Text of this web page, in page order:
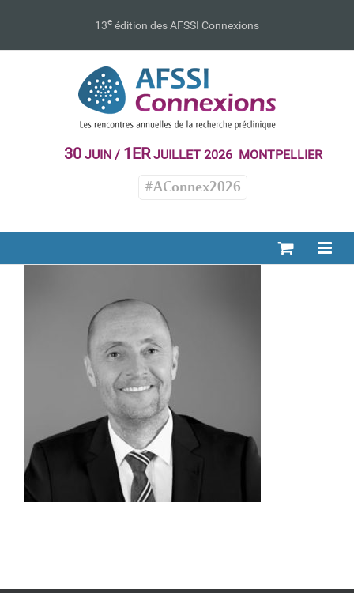
13e édition des AFSSI Connexions
30JUIN / 1ERJUILLET 2026 MONTPELLIER
#AConnex2026